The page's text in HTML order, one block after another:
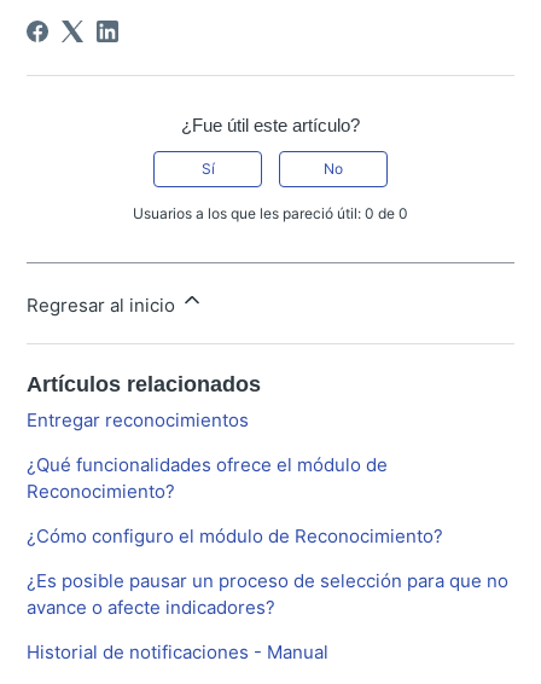
¿Fue útil este artículo?
Sí No
Usuarios a los que les pareció útil: 0 de 0
Regresar al inicio
Artículos relacionados
Entregar reconocimientos
¿Qué funcionalidades ofrece el módulo de
Reconocimiento?
¿Cómo configuro el módulo de Reconocimiento?
¿Es posible pausar un proceso de selección para que no
avance o afecte indicadores?
Historial de notificaciones - Manual